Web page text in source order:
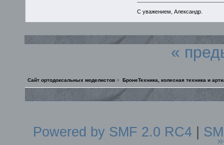
С уважением, Александр.
«
Сайт ортодоксальных моделистов > БронеТехника, колесная техника и
Powered by SMF 2.0 RC4